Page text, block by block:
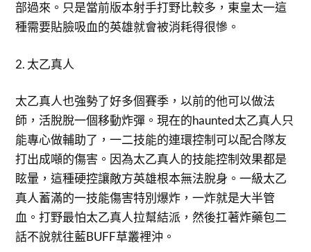
部過來。只是當前版本射手打野比較多，東皇太一這
種需要貼臉吸血的英雄就會被消耗得很慘。
2. 太乙真人
太乙真人也強勢了好多個賽季，以前的他可以做法
師，活脫脫一個移動炸彈。現在的haunted太乙真人只
能專心做輔助了，一二技能的連環控制可以配合隊友
打出成噸的傷害。因為太乙真人的技能控制效果都是
眩暈，這種硬控讓敵方英雄根本無法脫身。一級太乙
真人蓄滿的一技能傷害特別爆炸，一炸就是大半管
血。打野最怕太乙真人拉幫結派，然後扛著炸藥包二
話不說就往藍BUFF草叢裡沖。